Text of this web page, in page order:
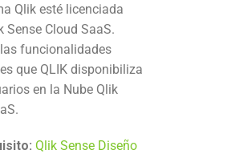
Qlik esté licenciada
Sense Cloud SaaS.
funcionalidades
que QLIK disponibiliza
en la Nube Qlik
Qlik Sense Diseño